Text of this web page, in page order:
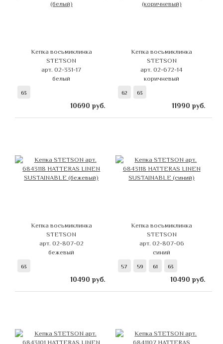
Кепка восьмиклинка
STETSON
арт. 02-331-17
белый
63
10690 руб.
Кепка восьмиклинка
STETSON
арт. 02-672-14
коричневый
62 63
11990 руб.
Кепка восьмиклинка
STETSON
арт. 02-807-02
бежевый
63
10490 руб.
Кепка восьмиклинка
STETSON
арт. 02-807-06
синий
57 59 61 63
10490 руб.